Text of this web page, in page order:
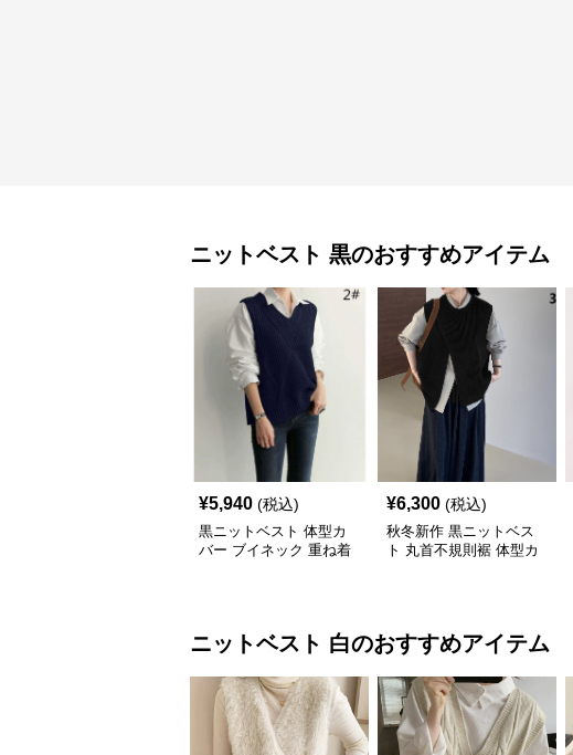
ニットベスト 黒のおすすめアイテム
¥5,940 (税込)
黒ニットベスト 体型カ
バー ブイネック 重ね着
¥6,300 (税込)
秋冬新作 黒ニットベス
ト 丸首不規則裾 体型カ
ニットベスト 白のおすすめアイテム